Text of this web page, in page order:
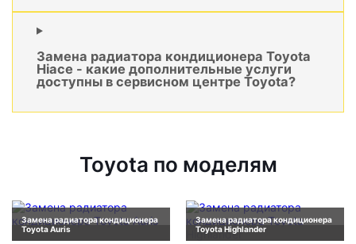
Замена радиатора кондиционера Toyota
Hiace - какие дополнительные услуги
доступны в сервисном центре Toyota?
Toyota по моделям
Замена радиатора кондиционера
Toyota Auris
Замена радиатора кондиционера
Toyota Highlander